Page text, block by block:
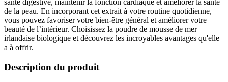
santé digestive, maintenir la fonction cardiaque et améliorer la santé
de la peau. En incorporant cet extrait à votre routine quotidienne,
vous pouvez favoriser votre bien-être général et améliorer votre
beauté de l’intérieur. Choisissez la poudre de mousse de mer
irlandaise biologique et découvrez les incroyables avantages qu'elle
a à offrir.
Description du produit